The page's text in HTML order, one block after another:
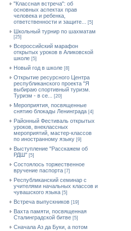
"Классная встреча": об
основных аспектах прав
человека и ребенка,
ответственности и защите...
[5]
Школьный турнир по шахматам
[25]
Всероссийский марафон
открытых уроков в Аликовской
школе [5]
Новый год в школе [8]
Открытие ресурсного Центра
республиканского проекта "Я
выбираю спортивный туризм.
Туризм - в се...
[20]
Мероприятия, посвященные
снятию блокады Ленинграда [4]
Районный Фестиваль открытых
уроков, внеклассных
мероприятий, мастер-классов
по иностранному языку [9]
Выступление "Расскажем об
РДШ" [5]
Состоялось торжественное
вручение паспорта [7]
Республиканский семинар с
учителями начальных классов и
чувашского языка [5]
Встреча выпускников [19]
Вахта памяти, посвященная
Сталинградской битве [5]
Сначала Аз да Буки, а потом